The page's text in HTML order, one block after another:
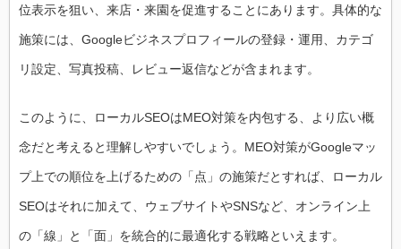
位表示を狙い、来店・来園を促進することにあります。具体的な
施策には、Googleビジネスプロフィールの登録・運用、カテゴ
リ設定、写真投稿、レビュー返信などが含まれます。
このように、ローカルSEOはMEO対策を内包する、より広い概
念だと考えると理解しやすいでしょう。MEO対策がGoogleマッ
プ上での順位を上げるための「点」の施策だとすれば、ローカル
SEOはそれに加えて、ウェブサイトやSNSなど、オンライン上
の「線」と「面」を統合的に最適化する戦略といえます。